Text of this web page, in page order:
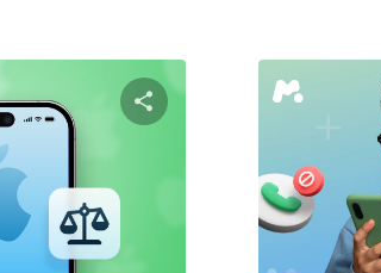
Udostępnij
Kopiuj link